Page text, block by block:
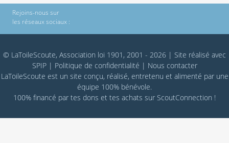
Rejoins-nous sur
les réseaux sociaux :
© LaToileScoute, Association loi 1901, 2001 - 2026 | Site réalisé avec
SPIP| Politique de confidentialité | Nous contacter
LaToileScoute est un site conçu, réalisé, entretenu et alimenté par une
équipe 100% bénévole.
100% financé par tes dons et tes achats sur ScoutConnection !